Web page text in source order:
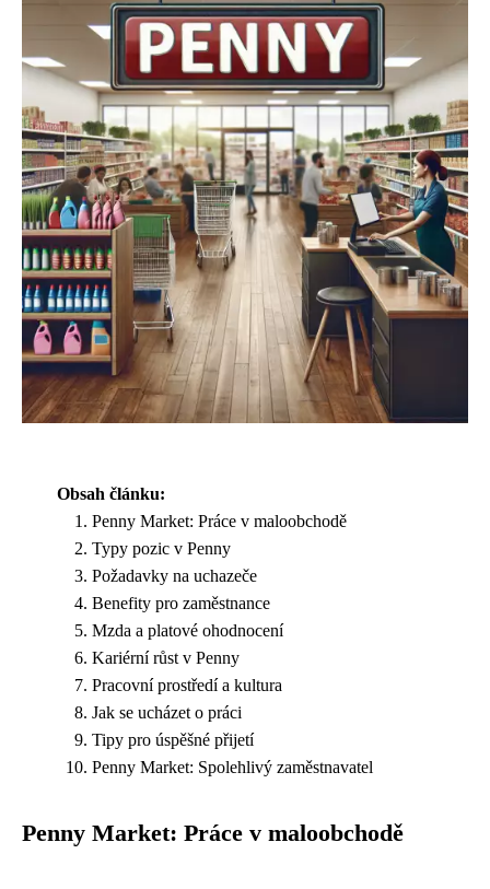
Obsah článku:
Penny Market: Práce v maloobchodě
Typy pozic v Penny
Požadavky na uchazeče
Benefity pro zaměstnance
Mzda a platové ohodnocení
Kariérní růst v Penny
Pracovní prostředí a kultura
Jak se ucházet o práci
Tipy pro úspěšné přijetí
Penny Market: Spolehlivý zaměstnavatel
Penny Market: Práce v maloobchodě